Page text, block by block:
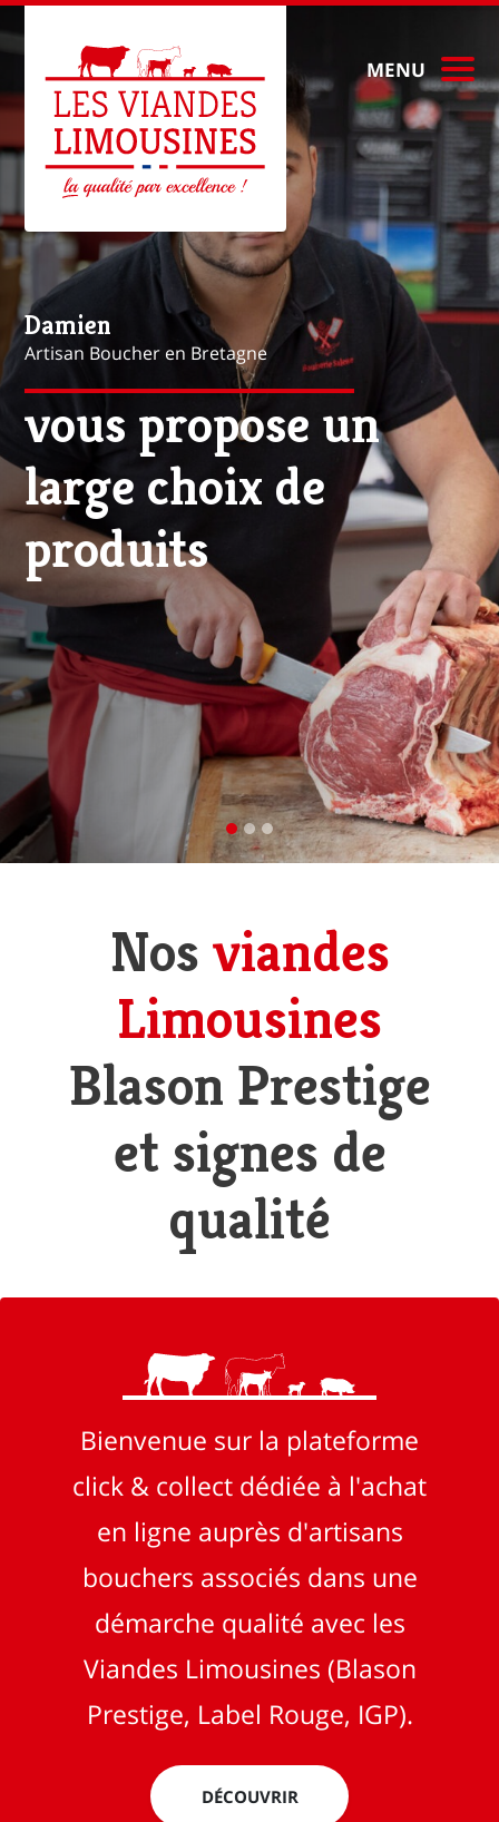
MENU
Mathieu
Artisan Boucher à Paris
vous propose une
viande d'excellence
Nos viandes
Limousines
Blason Prestige
et signes de
qualité
Bienvenue sur la plateforme
click & collect dédiée à l'achat
en ligne auprès d'artisans
bouchers associés dans une
démarche qualité avec les
Viandes Limousines (Blason
Prestige, Label Rouge, IGP).
DÉCOUVRIR